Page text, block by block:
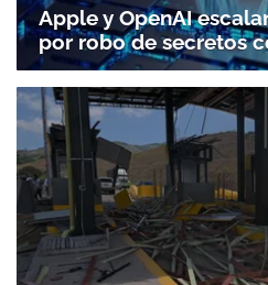
Apple y OpenAI
por robo de secretos